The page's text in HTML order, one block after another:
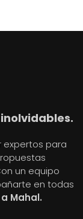
expertos para
un equipo
en todas
Mahal.